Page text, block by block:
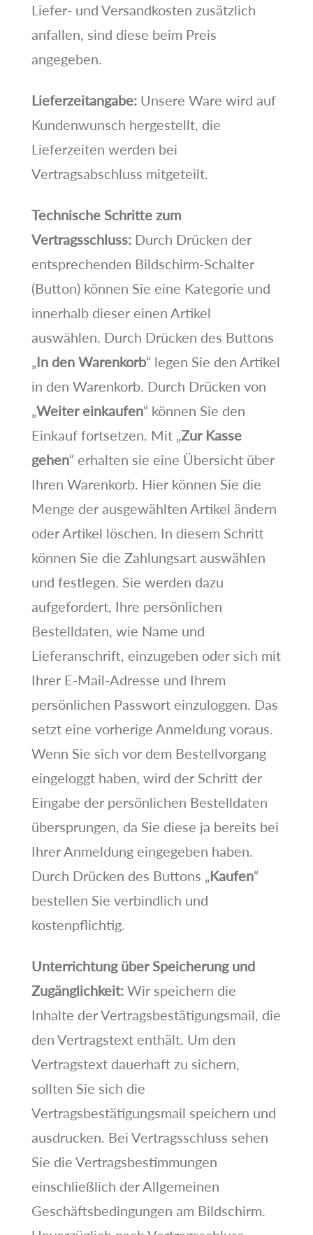
Liefer- und Versandkosten zusätzlich
anfallen, sind diese beim Preis
angegeben.
Lieferzeitangabe:Unsere Ware wird auf
Kundenwunsch hergestellt, die
Lieferzeiten werden bei
Vertragsabschluss mitgeteilt.
Technische Schritte zum
Vertragsschluss: Durch Drücken der
entsprechenden Bildschirm-Schalter
(Button) können Sie eine Kategorie und
innerhalb dieser einen Artikel
auswählen. Durch Drücken des Buttons
„In den Warenkorb“ legen Sie den Artikel
in den Warenkorb. Durch Drücken von
„Weiter einkaufen“ können Sie den
Einkauf fortsetzen. Mit „Zur Kasse
gehen“ erhalten sie eine Übersicht über
Ihren Warenkorb. Hier können Sie die
Menge der ausgewählten Artikel ändern
oder Artikel löschen. In diesem Schritt
können Sie die Zahlungsart auswählen
und festlegen. Sie werden dazu
aufgefordert, Ihre persönlichen
Bestelldaten, wie Name und
Lieferanschrift, einzugeben oder sich mit
Ihrer E-Mail-Adresse und Ihrem
persönlichen Passwort einzuloggen. Das
setzt eine vorherige Anmeldung voraus.
Wenn Sie sich vor dem Bestellvorgang
eingeloggt haben, wird der Schritt der
Eingabe der persönlichen Bestelldaten
übersprungen, da Sie diese ja bereits bei
Ihrer Anmeldung eingegeben haben.
Durch Drücken des Buttons „Kaufen“
bestellen Sie verbindlich und
kostenpflichtig.
Unterrichtung über Speicherung und
Zugänglichkeit: Wir speichern die
Inhalte der Vertragsbestätigungsmail, die
den Vertragstext enthält. Um den
Vertragstext dauerhaft zu sichern,
sollten Sie sich die
Vertragsbestätigungsmail speichern und
ausdrucken. Bei Vertragsschluss sehen
Sie die Vertragsbestimmungen
einschließlich der Allgemeinen
Geschäftsbedingungen am Bildschirm.